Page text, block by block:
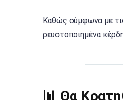
Καθώς σύμφωνα με
ρευστοποιημένα
📊 Θα